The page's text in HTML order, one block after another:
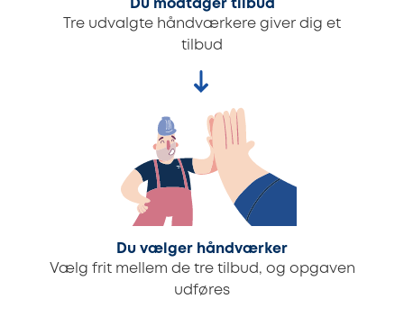
Du modtager tilbud
Tre udvalgte håndværkere giver dig et
tilbud
Du vælger håndværker
Vælg frit mellem de tre tilbud, og opgaven
udføres